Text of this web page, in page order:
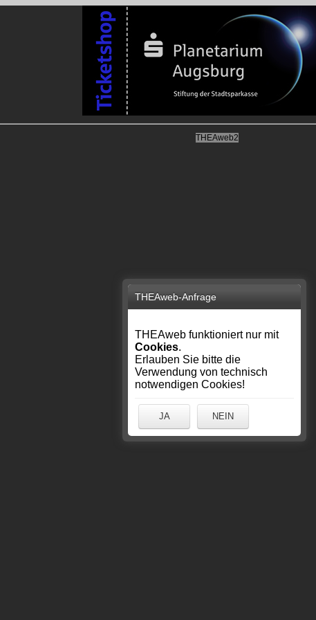
THEAweb2
THEAweb-Anfrage
THEAweb funktioniert nur mit
Cookies.
Erlauben Sie bitte die
Verwendung von technisch
notwendigen Cookies!
JA NEIN